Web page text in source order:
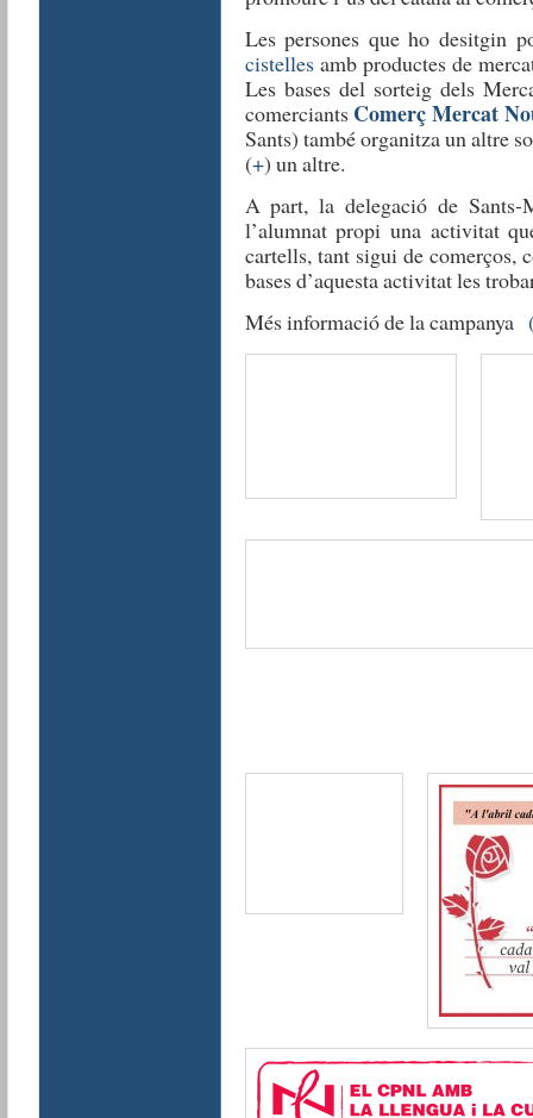
Les persones que ho desitgin
cistellesamb productes de
Les bases del sorteig dels
comerciants Comerç Mercat
Sants) també organitza un altre
(+) un altre.
A part, la delegació de
l’alumnat propi una activitat
cartells, tant sigui de comerços,
bases d’aquesta activitat les
Més informació de la campanya